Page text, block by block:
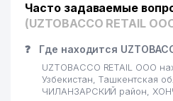
Часто задаваемые
(UZTOBACCO RETAIL
❓ Где находится
UZTOBACCO RETAIL ООО
Узбекистан, Ташкентская
ЧИЛАНЗАРСКИЙ район,